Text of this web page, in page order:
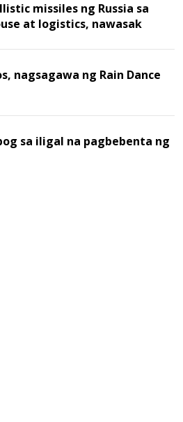
missiles ng Russia sa
at logistics, nawasak
nagsagawa ng Rain Dance
sa iligal na pagbebenta ng